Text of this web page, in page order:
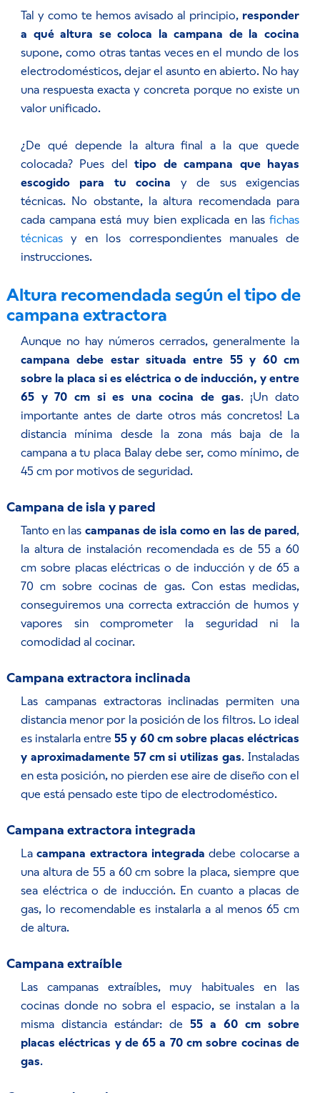
Tal y como te hemos avisado al principio, responder
a qué altura se coloca la campana de la cocina
supone, como otras tantas veces en el mundo de los
electrodomésticos, dejar el asunto en abierto. No hay
una respuesta exacta y concreta porque no existe un
valor unificado.
¿De qué depende la altura final a la que quede
colocada? Pues deltipo de campana que hayas
escogido para tu cocina y de sus exigencias
técnicas. No obstante, la altura recomendada para
cada campana está muy bien explicada en lasfichas
técnicasy en los correspondientes manuales de
instrucciones.
Altura recomendada según el tipo de
campana extractora
Aunque no hay números cerrados, generalmente la
campana debe estar situada entre 55 y 60 cm
sobre la placa si es eléctrica o de inducción, y entre
65 y 70 cm si es una cocina de gas. ¡Un dato
importante antes de darte otros más concretos! La
distancia mínima desde la zona más baja de la
campana a tu placa Balay debe ser, como mínimo, de
45 cm por motivos de seguridad.
Campana de isla y pared
Tanto en las campanas de isla como en las de pared,
la altura de instalación recomendada es de 55 a 60
cm sobre placas eléctricas o de inducción y de 65 a
70 cm sobre cocinas de gas. Con estas medidas,
conseguiremos una correcta extracción de humos y
vapores sin comprometer la seguridad ni la
comodidad al cocinar.
Campana extractora inclinada
Las campanas extractoras inclinadas permiten una
distancia menor por la posición de los filtros. Lo ideal
es instalarla entre 55 y 60 cm sobre placas eléctricas
y aproximadamente 57 cm si utilizas gas. Instaladas
en esta posición, no pierden ese aire de diseño con el
que está pensado este tipo de electrodoméstico.
Campana extractora integrada
Lacampana extractora integradadebe colocarse a
una altura de 55 a 60 cm sobre la placa, siempre que
sea eléctrica o de inducción. En cuanto a placas de
gas, lo recomendable es instalarla a al menos 65 cm
de altura.
Campana extraíble
Las campanas extraíbles, muy habituales en las
cocinas donde no sobra el espacio, se instalan a la
misma distancia estándar: de 55 a 60 cm sobre
placas eléctricas y de 65 a 70 cm sobre cocinas de
gas.